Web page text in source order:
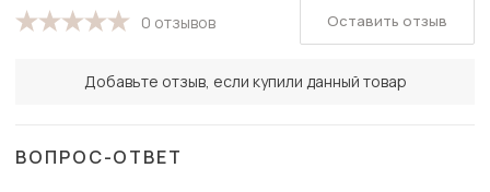
0 отзывов
Добавьте отзыв, если купили данный товар
Оставить отзыв
ВОПРОС-ОТВЕТ